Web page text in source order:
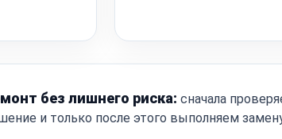
без лишнего риска: сначала
и только после этого выполняем